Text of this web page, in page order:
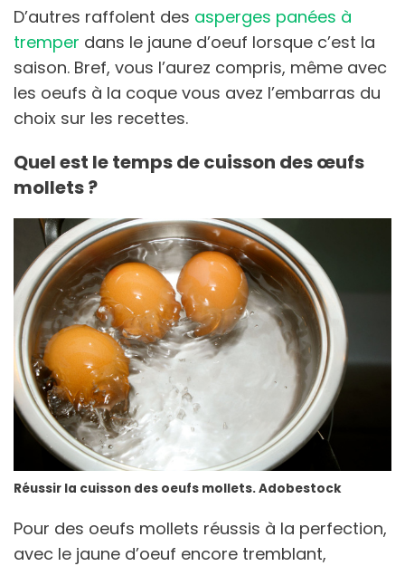
D’autres raffolent des asperges panées à
tremper dans le jaune d’oeuf lorsque c’est la
saison. Bref, vous l’aurez compris, même avec
les oeufs à la coque vous avez l’embarras du
choix sur les recettes.
Quel est le temps de cuisson des œufs
mollets ?
Réussir la cuisson des oeufs mollets. Adobestock
Pour des oeufs mollets réussis à la perfection,
avec le jaune d’oeuf encore tremblant,